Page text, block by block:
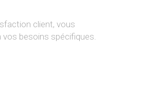
client, vous
vos besoins spécifiques.